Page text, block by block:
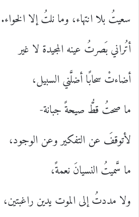
سعيتُ بلا انتهاء، وما نلتُ إلا الخواء.
أتُراني بَصرتُ عينه المجيدة لا غير
أضاءتْ سحابًا أضلَّني السبيل،
ما صحتُ قطُّ صيحةً جبانة-
لأتوقفَ عن التفكير وعن الوجود،
ما سَّميتُ النسيانَ نعمةً،
ولا مددتُ إلى الموت يدين راغبتين،